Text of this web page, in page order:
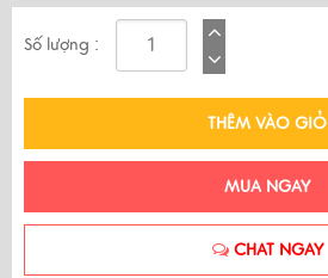
Số lượng :
THÊM VÀO GIỎ
MUA NGAY
CHAT NGAY